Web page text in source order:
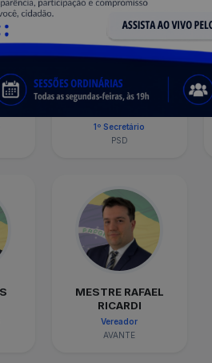
1º Secretário
PSD
MESTRE RAFAEL
RICARDI
Vereador
AVANTE